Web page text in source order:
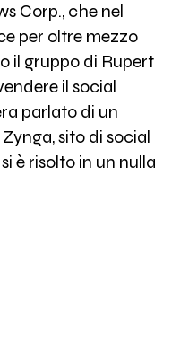
Corp., che nel
per oltre mezzo
il gruppo di Rupert
il social
parlato di un
sito di social
è risolto in un nulla